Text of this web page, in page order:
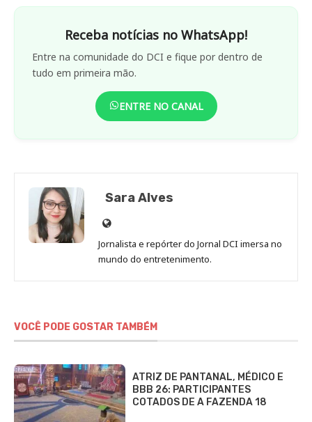
Receba notícias no WhatsApp!
Entre na comunidade do DCI e fique por dentro de
tudo em primeira mão.
ENTRE NO CANAL
Sara Alves
Site
de
Sara
Jornalista e repórter do Jornal DCI imersa no
mundo do entretenimento.
VOCÊ PODE GOSTAR TAMBÉM
ATRIZ DE PANTANAL, MÉDICO E
BBB 26: PARTICIPANTES
COTADOS DE A FAZENDA 18